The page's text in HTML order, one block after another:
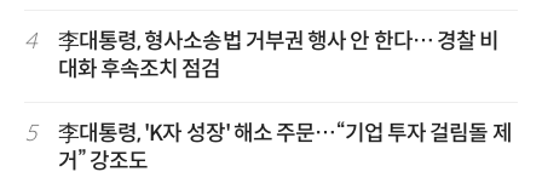
4
李대통령, 형사소송법 거부권 행사 안 한다… 경찰 비
대화 후속조치 점검
5
李대통령, 'K자 성장' 해소 주문…“기업 투자 걸림돌 제
거” 강조도